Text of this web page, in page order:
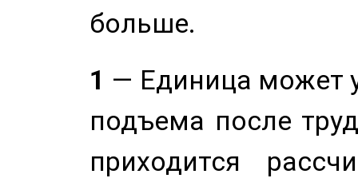
больше.
1 — Единица может
подъема после
приходится